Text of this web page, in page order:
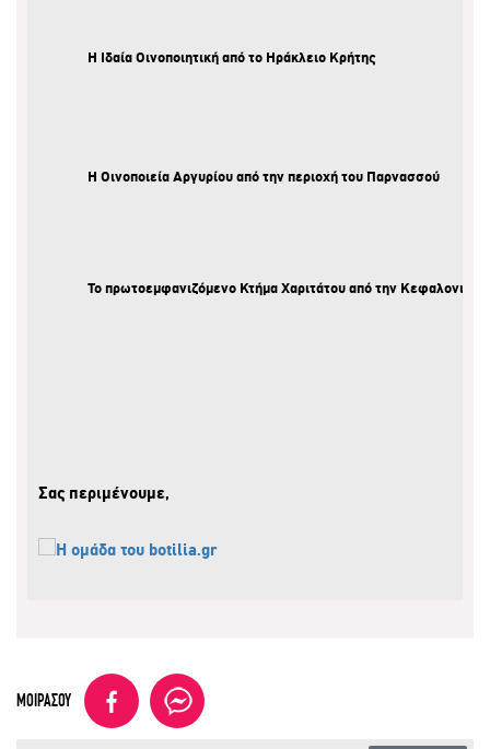
Η Ιδαία Οινοποιητική από το Ηράκλειο Κρήτης
Η Οινοποιεία Αργυρίου από την περιοχή του Παρνασσού
Το πρωτοεμφανιζόμενο Κτήμα Χαριτάτου από την Κεφαλονιά
Σας περιμένουμε,
ΜΟΙΡΑΣΟΥ